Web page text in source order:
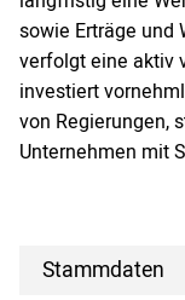
sowie Erträge und
verfolgt eine aktiv
investiert
von Regierungen,
Unternehmen mit
Stammdaten